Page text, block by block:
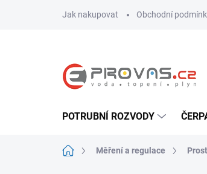
Jak nakupovat Obchodní
POTRUBNÍ ROZVODY
Domů Měření a regulace